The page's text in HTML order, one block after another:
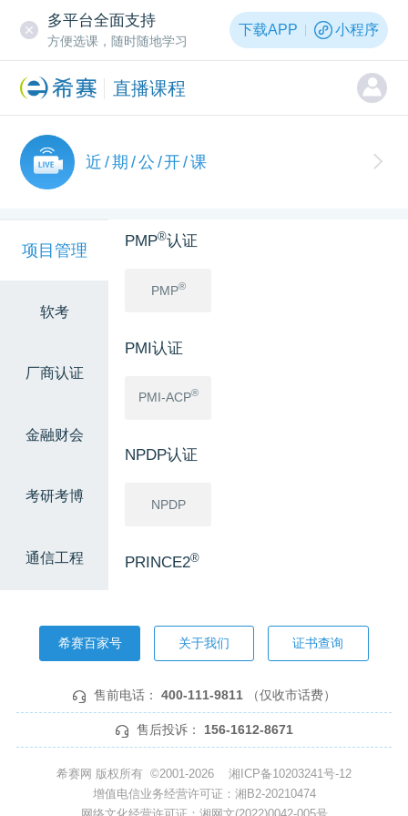
多平台全面支持
方便选课，随时随地学习
下载APP 小程序
直播课程
近/期/公/开/课
项目管理
软考
厂商认证
金融财会
考研考博
通信工程
PMP®认证
PMP®
PMI认证
PMI-ACP®
NPDP认证
NPDP
PRINCE2®
信息系统项
目管理师
网络规划设
系统架构设
系统规划与
管理师
希赛百家号 关于我们 证书查询
售前电话： 400-111-9811 （仅收市话费）
售后投诉： 156-1612-8671
希赛网 版权所有 ©2001-2026 湘ICP备10203241号-12
增值电信业务经营许可证：湘B2-20210474